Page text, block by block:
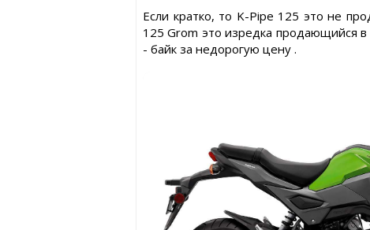
Если кратко, то K-Pipe 125 это не
125 Grom это изредка продающийся
- байк за недорогую цену .